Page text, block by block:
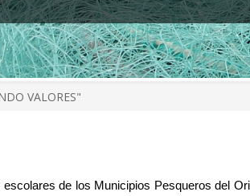
VALORES"
de los Municipios Pesqueros del